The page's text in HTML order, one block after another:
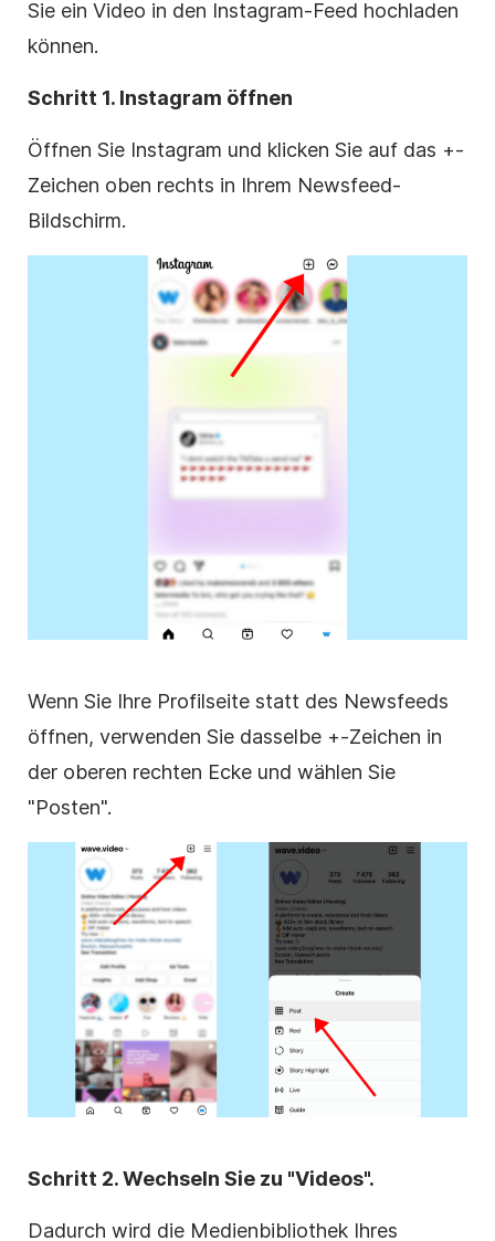
Sie ein Video in den Instagram-Feed hochladen
können.
Schritt 1. Instagram öffnen
Öffnen Sie Instagram und klicken Sie auf das +-
Zeichen oben rechts in Ihrem Newsfeed-
Bildschirm.
Wenn Sie Ihre Profilseite statt des Newsfeeds
öffnen, verwenden Sie dasselbe +-Zeichen in
der oberen rechten Ecke und wählen Sie
"Posten".
Schritt 2. Wechseln Sie zu "Videos".
Dadurch wird die Medienbibliothek Ihres